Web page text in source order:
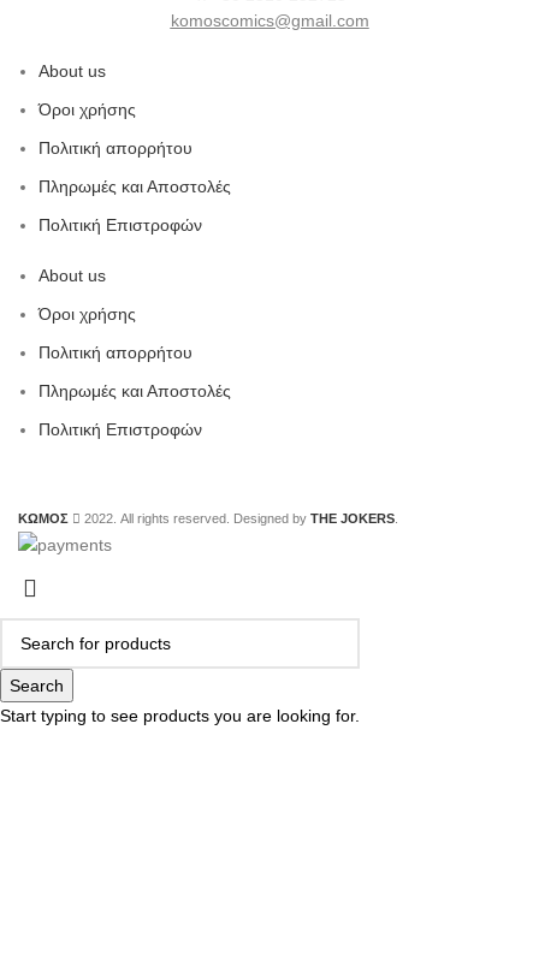
komoscomics@gmail.com
About us
Όροι χρήσης
Πολιτική απορρήτου
Πληρωμές και Αποστολές
Πολιτική Επιστροφών
About us
Όροι χρήσης
Πολιτική απορρήτου
Πληρωμές και Αποστολές
Πολιτική Επιστροφών
ΚΩΜΟΣ 2022. All rights reserved. Designed by THE JOKERS
Search
Start typing to see products you are looking for.